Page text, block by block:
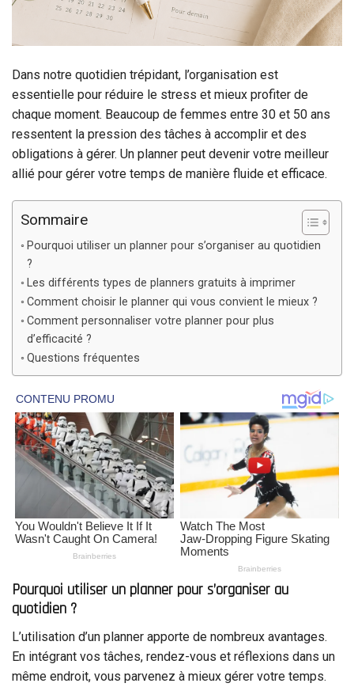
Dans notre quotidien trépidant, l’organisation est
essentielle pour réduire le stress et mieux profiter de
chaque moment. Beaucoup de femmes entre 30 et 50 ans
ressentent la pression des tâches à accomplir et des
obligations à gérer. Un planner peut devenir votre meilleur
allié pour gérer votre temps de manière fluide et efficace.
Sommaire
Pourquoi utiliser un planner pour s’organiser au quotidien
?
Les différents types de planners gratuits à imprimer
Comment choisir le planner qui vous convient le mieux ?
Comment personnaliser votre planner pour plus
d’efficacité ?
Questions fréquentes
Pourquoi utiliser un planner pour s’organiser au
quotidien ?
L’utilisation d’un planner apporte de nombreux avantages.
En intégrant vos tâches, rendez-vous et réflexions dans un
même endroit, vous parvenez à mieux gérer votre temps.